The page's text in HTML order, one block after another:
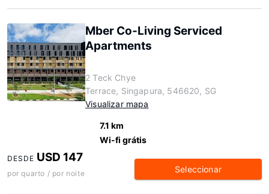
Mber Co-Living Serviced
Apartments
2 Teck Chye
Terrace, Singapura, 546620, SG
Visualizar mapa
7.1 km
Wi-fi grátis
DESDE USD 147
por quarto / por noite Seleccionar